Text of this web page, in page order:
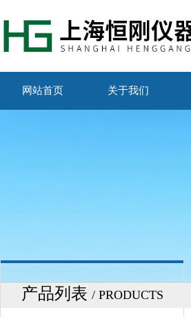
网站首页 关于我们
产品列表 / PRODUCTS